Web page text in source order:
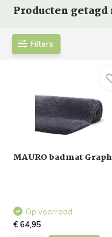
Producten
Filters
MAURO badmat
Op voorraad
€ 64,95